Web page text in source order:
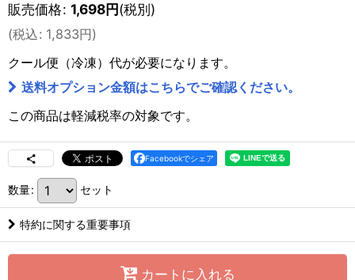
販売価格: 1,698円(税別)
(税込: 1,833円)
クール便（冷凍） 代が必要になります。
送料オプション金額はこちらでご確認ください。
この商品は軽減税率の対象です。
Facebookでシェア
数量: セット
特約に関する重要事項
カートに入れる